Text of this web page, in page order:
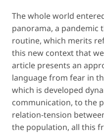
The whole world
panorama, a pandemic
routine, which merits
this new context that
article presents an
language from fear in
which is developed
communication, to the
relation-tension
the population, all this